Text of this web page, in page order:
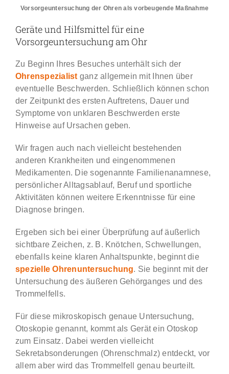
Vorsorgeuntersuchung der Ohren als vorbeugende Maßnahme
Geräte und Hilfsmittel für eine
Vorsorgeuntersuchung am Ohr
Zu Beginn Ihres Besuches unterhält sich der
Ohrenspezialist ganz allgemein mit Ihnen über
eventuelle Beschwerden. Schließlich können schon
der Zeitpunkt des ersten Auftretens, Dauer und
Symptome von unklaren Beschwerden erste
Hinweise auf Ursachen geben.
Wir fragen auch nach vielleicht bestehenden
anderen Krankheiten und eingenommenen
Medikamenten. Die sogenannte Familienanamnese,
persönlicher Alltagsablauf, Beruf und sportliche
Aktivitäten können weitere Erkenntnisse für eine
Diagnose bringen.
Ergeben sich bei einer Überprüfung auf äußerlich
sichtbare Zeichen, z. B. Knötchen, Schwellungen,
ebenfalls keine klaren Anhaltspunkte, beginnt die
spezielle Ohrenuntersuchung. Sie beginnt mit der
Untersuchung des äußeren Gehörganges und des
Trommelfells.
Für diese mikroskopisch genaue Untersuchung,
Otoskopie genannt, kommt als Gerät ein Otoskop
zum Einsatz. Dabei werden vielleicht
Sekretabsonderungen (Ohrenschmalz) entdeckt, vor
allem aber wird das Trommelfell genau beurteilt.